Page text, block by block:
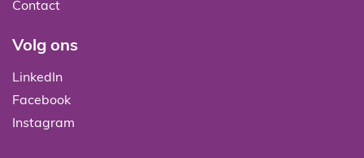
Contact
Volg ons
LinkedIn
Facebook
Instagram